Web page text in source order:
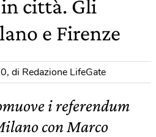
città. Gli
e Firenze
, di Redazione LifeGate
i referendum
con Marco